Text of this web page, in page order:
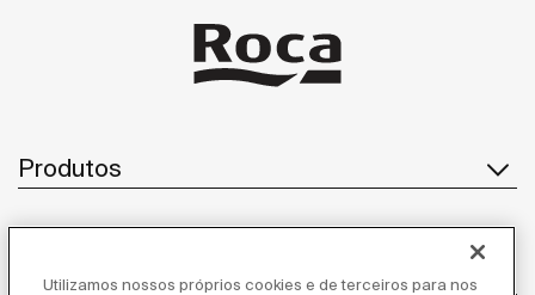
Produtos
Atendimento ao cliente
Utilizamos nossos próprios cookies e de terceiros para nos